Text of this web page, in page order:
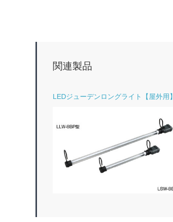
関連製品
LEDジューデンロングライト【屋外用】